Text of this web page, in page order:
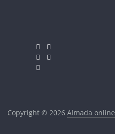
Copyright © 2026 Almada online